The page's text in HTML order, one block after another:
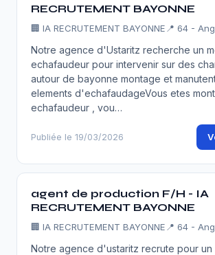
RECRUTEMENT BAYONNE
🏢 IA RECRUTEMENT BAYONNE 📍 64 -
Notre agence d'Ustaritz recherche un
echafaudeur pour intervenir sur des
autour de bayonne montage et
elements d'echafaudageVous etes
echafaudeur , vou…
Publiée le 19/03/2026
agent de production F/H - IA
RECRUTEMENT BAYONNE
🏢 IA RECRUTEMENT BAYONNE 📍 64 -
Notre agence d'ustaritz recrute pour un